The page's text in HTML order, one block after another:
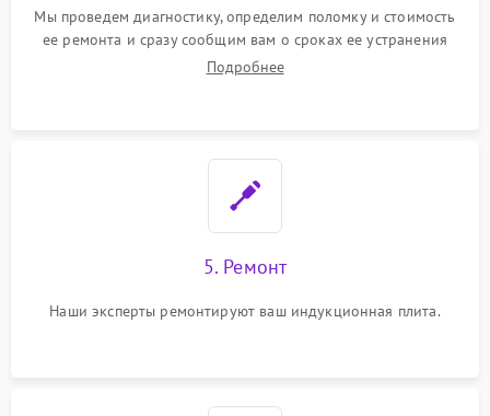
Мы проведем диагностику, определим поломку и стоимость
ее ремонта и сразу сообщим вам о сроках ее устранения
Подробнее
5. Ремонт
Наши эксперты ремонтируют ваш индукционная плита.